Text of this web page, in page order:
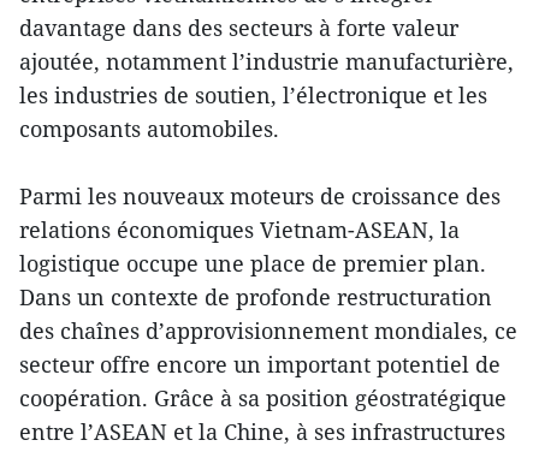
davantage dans des secteurs à forte valeur
ajoutée, notamment l’industrie manufacturière,
les industries de soutien, l’électronique et les
composants automobiles.
Parmi les nouveaux moteurs de croissance des
relations économiques Vietnam-ASEAN, la
logistique occupe une place de premier plan.
Dans un contexte de profonde restructuration
des chaînes d’approvisionnement mondiales, ce
secteur offre encore un important potentiel de
coopération. Grâce à sa position géostratégique
entre l’ASEAN et la Chine, à ses infrastructures